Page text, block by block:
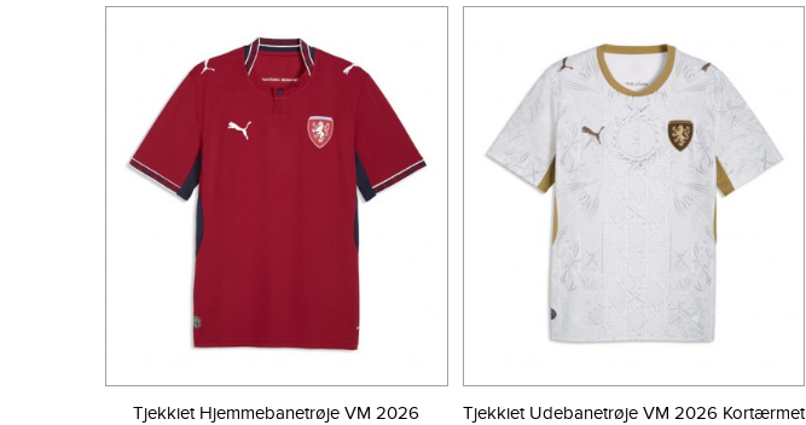
Tjekkiet Hjemmebanetrøje VM 2026
Tjekkiet Udebanetrøje VM 2026 Kortærmet